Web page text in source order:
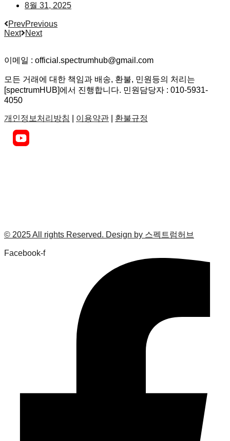
8월 31, 2025
PrevPrevious
Next Next
이메일 : official.spectrumhub@gmail.com
모든 거래에 대한 책임과 배송, 환불, 민원등의 처리는
[spectrumHUB]에서 진행합니다. 민원담당자 : 010-5931-
4050
개인정보처리방침 이용약관 환불규정
© 2025 All rights Reserved. Design by 스펙트럼허브
Facebook-f